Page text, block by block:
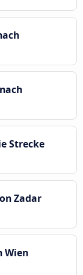
Strecke
Zadar
Wien